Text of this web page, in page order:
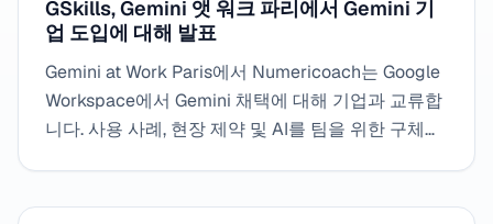
GSkills, Gemini 앳 워크 파리에서 Gemini 기
업 도입에 대해 발표
Gemini at Work Paris에서 Numericoach는 Google
Workspace에서 Gemini 채택에 대해 기업과 교류합
니다. 사용 사례, 현장 제약 및 AI를 팀을 위한 구체적